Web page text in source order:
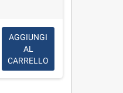
AGGIUNGI
AL
CARRELLO